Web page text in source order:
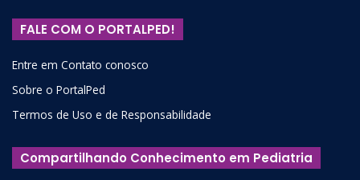
FALE COM O PORTALPED!
Entre em Contato conosco
Sobre o PortalPed
Termos de Uso e de Responsabilidade
Compartilhando Conhecimento em Pediatria